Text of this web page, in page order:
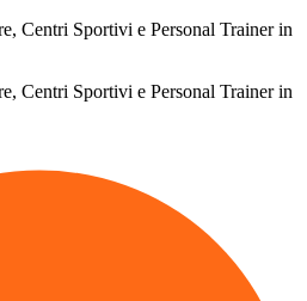
Centri Sportivi e Personal Trainer in
Centri Sportivi e Personal Trainer in